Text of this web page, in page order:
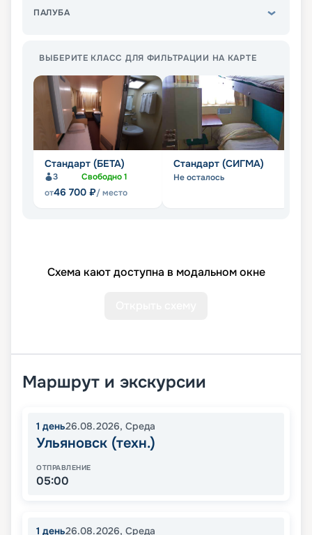
ПАЛУБА
ВЫБЕРИТЕ КЛАСС ДЛЯ ФИЛЬТРАЦИИ НА КАРТЕ
Стандарт (БЕТА)
3 Свободно1
от46 700 ₽/ место
Стандарт (СИГМА)
Не осталось
Схема кают доступна в модальном окне
Маршрут и экскурсии
1 день26.08.2026, Среда
Ульяновск (техн.)
ОТПРАВЛЕНИЕ
05:00
1 день26.08.2026, Среда